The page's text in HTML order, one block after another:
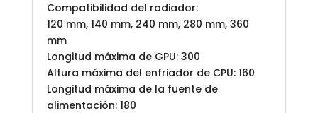
Compatibilidad del radiador:
120 mm, 140 mm, 240 mm, 280 mm, 360
mm
Longitud máxima de GPU: 300
Altura máxima del enfriador de CPU: 160
Longitud máxima de la fuente de
alimentación: 180